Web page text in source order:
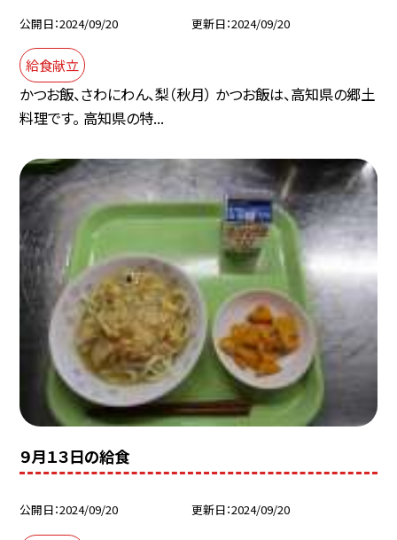
公開日 2024/09/20 更新日 2024/09/20
給食献立
かつお飯、さわにわん、梨（秋月） かつお飯は、高知県の郷土
料理です。 高知県の特...
９月１３日の給食
公開日 2024/09/20 更新日 2024/09/20